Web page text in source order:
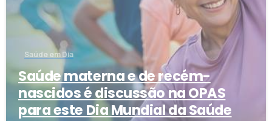
Saúde em Dia
Saúde materna e de recém-
nascidos é discussão na OPAS
para este Dia Mundial da Saúde